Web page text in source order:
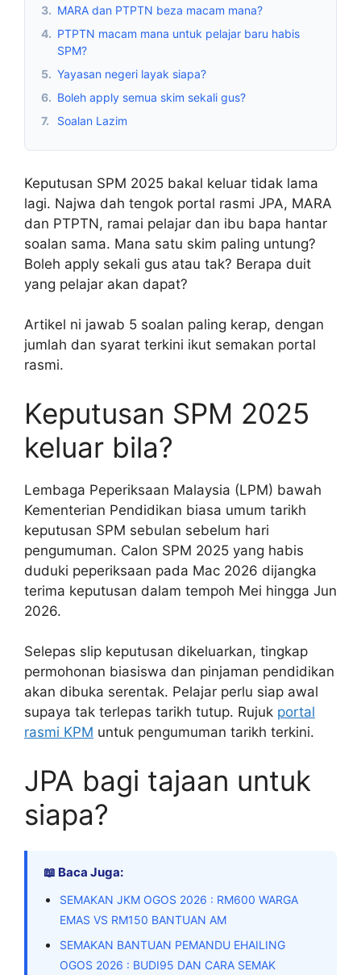
3. MARA dan PTPTN beza macam mana?
4. PTPTN macam mana untuk pelajar baru habis
SPM?
5. Yayasan negeri layak siapa?
6. Boleh apply semua skim sekali gus?
7.
Soalan Lazim
Keputusan SPM 2025 bakal keluar tidak lama
lagi. Najwa dah tengok portal rasmi JPA, MARA
dan PTPTN, ramai pelajar dan ibu bapa hantar
soalan sama. Mana satu skim paling untung?
Boleh apply sekali gus atau tak? Berapa duit
yang pelajar akan dapat?
Artikel ni jawab 5 soalan paling kerap, dengan
jumlah dan syarat terkini ikut semakan portal
rasmi.
Keputusan SPM 2025
keluar bila?
Lembaga Peperiksaan Malaysia (LPM) bawah
Kementerian Pendidikan biasa umum tarikh
keputusan SPM sebulan sebelum hari
pengumuman. Calon SPM 2025 yang habis
duduki peperiksaan pada Mac 2026 dijangka
terima keputusan dalam tempoh Mei hingga Jun
2026.
Selepas slip keputusan dikeluarkan, tingkap
permohonan biasiswa dan pinjaman pendidikan
akan dibuka serentak. Pelajar perlu siap awal
supaya tak terlepas tarikh tutup. Rujuk portal
rasmi KPM untuk pengumuman tarikh terkini.
JPA bagi tajaan untuk
siapa?
📖 Baca Juga:
SEMAKAN JKM OGOS 2026 : RM600 WARGA
EMAS VS RM150 BANTUAN AM
SEMAKAN BANTUAN PEMANDU EHAILING
OGOS 2026 : BUDI95 DAN CARA SEMAK